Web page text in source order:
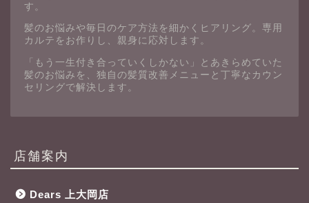
す。
髪のお悩みや毎日のケア方法を細かくヒアリング。専用
カルテをお作りし、親身に応対します。
「もう一生付き合っていくしかない」とあきらめていた
髪のお悩みを、独自の髪質改善メニューと丁寧なカウン
セリングで解決します。
店舗案内
Dears 上大岡店